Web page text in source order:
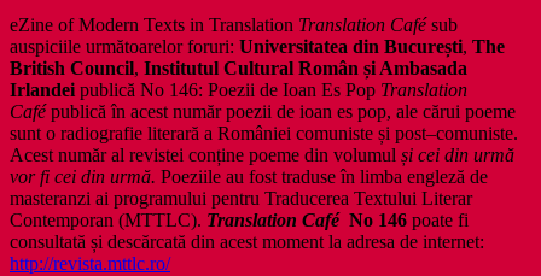
eZine of Modern Texts in Translation Translation Café sub
auspiciile următoarelor foruri: Universitatea din București, The
British Council, Institutul Cultural Român și Ambasada
Irlandei publică No 146: Poezii de Ioan Es Pop Translation
Cafépublică în acest număr poezii de ioan es pop, ale cărui poeme
sunt o radiografie literară a României comuniste și post–comuniste.
Acest număr al revistei conține poeme din volumul și cei din urmă
vor fi cei din urmă. Poeziile au fost traduse în limba engleză de
masteranzi ai programului pentru Traducerea Textului Literar
Contemporan (MTTLC). Translation CaféNo 146 poate fi
consultată și descărcată din acest moment la adresa de internet:
http://revista.mttlc.ro/